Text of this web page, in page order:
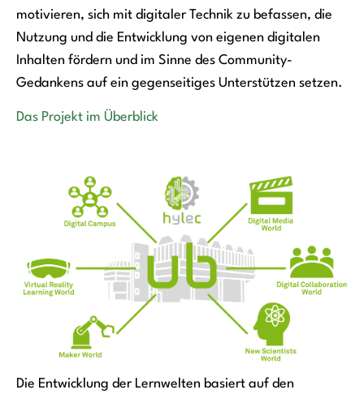
motivieren, sich mit digitaler Technik zu befassen, die
Nutzung und die Entwicklung von eigenen digitalen
Inhalten fördern und im Sinne des Community-
Gedankens auf ein gegenseitiges Unterstützen setzen.
Das Projekt im Überblick
Die Entwicklung der Lernwelten basiert auf den